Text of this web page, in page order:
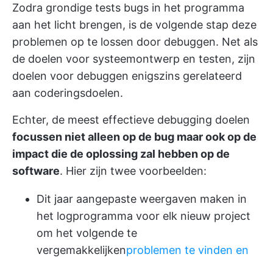
Zodra grondige tests bugs in het programma
aan het licht brengen, is de volgende stap deze
problemen op te lossen door debuggen. Net als
de doelen voor systeemontwerp en testen, zijn
doelen voor debuggen enigszins gerelateerd
aan coderingsdoelen.
Echter, de meest effectieve debugging doelen
focussen niet alleen op de bug maar ook op de
impact die de oplossing zal hebben op de
software. Hier zijn twee voorbeelden:
Dit jaar aangepaste weergaven maken in
het logprogramma voor elk nieuw project
om het volgende te
vergemakkelijkenproblemen te vinden en